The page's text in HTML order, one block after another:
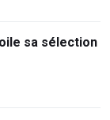
sa sélection